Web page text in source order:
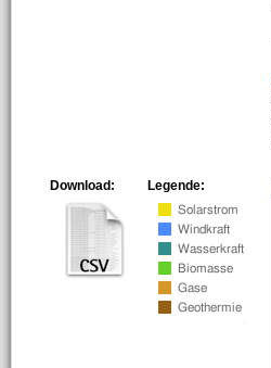
Legende:
Download: